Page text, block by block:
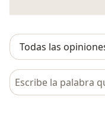
Busca en opiniones